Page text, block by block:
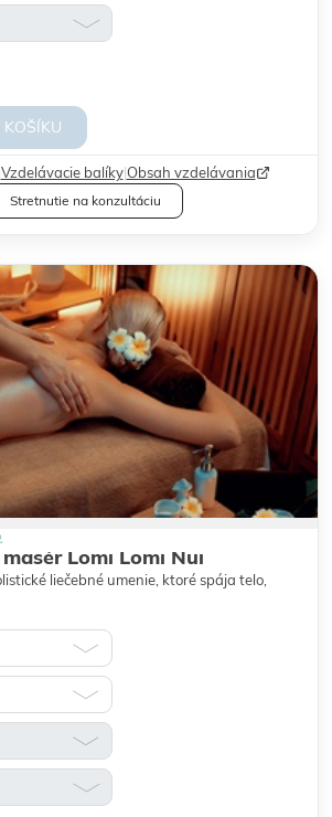
Vzdelávacie balíky|Obsah vzdelávania
Stretnutie na konzultáciu
Lomi Lomi Nui
liečebné umenie, ktoré spája telo,